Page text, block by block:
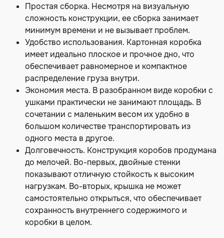
Простая сборка. Несмотря на визуальную
сложность конструкции, ее сборка занимает
минимум времени и не вызывает проблем.
Удобство использования. Картонная коробка
имеет идеально плоское и прочное дно, что
обеспечивает равномерное и компактное
распределение груза внутри.
Экономия места. В разобранном виде коробки с
ушками практически не занимают площадь. В
сочетании с маленьким весом их удобно в
большом количестве транспортировать из
одного места в другое.
Долговечность. Конструкция коробов продумана
до мелочей. Во-первых, двойные стенки
показывают отличную стойкость к высоким
нагрузкам. Во-вторых, крышка не может
самостоятельно открыться, что обеспечивает
сохранность внутреннего содержимого и
коробки в целом.